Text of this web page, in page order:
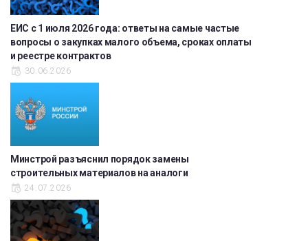
ЕИС с 1 июля 2026 года: ответы на самые частые
вопросы о закупках малого объема, сроках оплаты
и реестре контрактов
30.06.2026
Минстрой разъяснил порядок замены
строительных материалов на аналоги
24.07.2026